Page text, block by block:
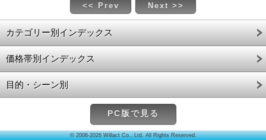
<< Prev Next >>
カテゴリー別インデックス
価格帯別インデックス
目的・シーン別
PC版で見る
© 2006-2026 Willact Co., Ltd. All Rights Reserved.